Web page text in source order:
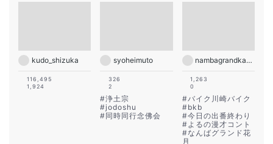
kudo_shizuka
116,495
1,924
syoheimuto
326
2
#浄土宗
#jodoshu
#同時同行念佛会
nambagrandkagetsu
1,263
0
#バイク川崎バイク
#bkb
#今日の出番終わり
#よるの漫才コント
#なんばグランド花
月